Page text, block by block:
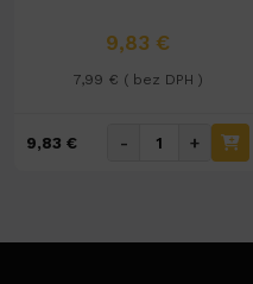
9,83 €
7,99 € ( bez DPH )
9,83 € - +